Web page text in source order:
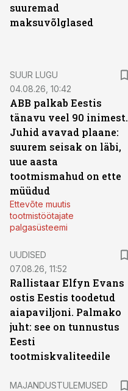
suuremad
maksuvõlglased
SUUR LUGU
04.08.26, 10:42
ABB palkab Eestis
tänavu veel 90 inimest.
Juhid avavad plaane:
suurem seisak on läbi,
uue aasta
tootmismahud on ette
müüdud
Ettevõte muutis
tootmistöötajate
palgasüsteemi
UUDISED
07.08.26, 11:52
Rallistaar Elfyn Evans
ostis Eestis toodetud
aiapaviljoni. Palmako
juht: see on tunnustus
Eesti
tootmiskvaliteedile
MAJANDUSTULEMUSED